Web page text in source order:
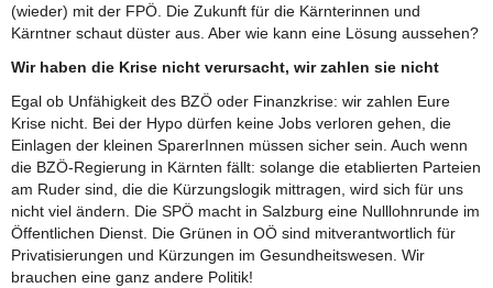
(wieder) mit der FPÖ. Die Zukunft für die Kärnterinnen und
Kärntner schaut düster aus. Aber wie kann eine Lösung aussehen?
Wir haben die Krise nicht verursacht, wir zahlen sie nicht
Egal ob Unfähigkeit des BZÖ oder Finanzkrise: wir zahlen Eure
Krise nicht. Bei der Hypo dürfen keine Jobs verloren gehen, die
Einlagen der kleinen SparerInnen müssen sicher sein. Auch wenn
die BZÖ-Regierung in Kärnten fällt: solange die etablierten Parteien
am Ruder sind, die die Kürzungslogik mittragen, wird sich für uns
nicht viel ändern. Die SPÖ macht in Salzburg eine Nulllohnrunde im
Öffentlichen Dienst. Die Grünen in OÖ sind mitverantwortlich für
Privatisierungen und Kürzungen im Gesundheitswesen. Wir
brauchen eine ganz andere Politik!